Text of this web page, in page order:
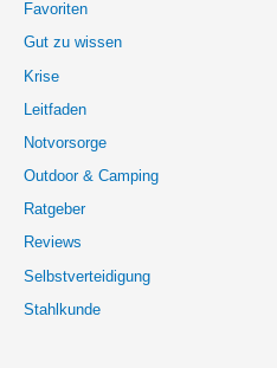
Favoriten
Gut zu wissen
Krise
Leitfaden
Notvorsorge
Outdoor & Camping
Ratgeber
Reviews
Selbstverteidigung
Stahlkunde